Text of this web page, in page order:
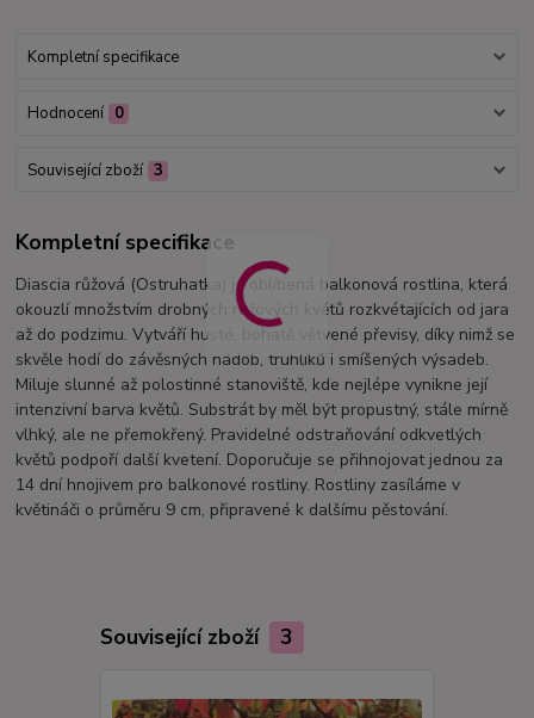
Kompletní specifikace
Hodnocení 0
Související zboží 3
Kompletní specifikace
Diascia růžová (Ostruhatka) je oblíbená balkonová rostlina, která
okouzlí množstvím drobných růžových květů rozkvétajících od jara
až do podzimu. Vytváří husté, bohatě větvené převisy, díky nimž se
skvěle hodí do závěsných nádob, truhlíků i smíšených výsadeb.
Miluje slunné až polostinné stanoviště, kde nejlépe vynikne její
intenzivní barva květů. Substrát by měl být propustný, stále mírně
vlhký, ale ne přemokřený. Pravidelné odstraňování odkvetlých
květů podpoří další kvetení. Doporučuje se přihnojovat jednou za
14 dní hnojivem pro balkonové rostliny. Rostliny zasíláme v
květináči o průměru 9 cm, připravené k dalšímu pěstování.
Související zboží 3